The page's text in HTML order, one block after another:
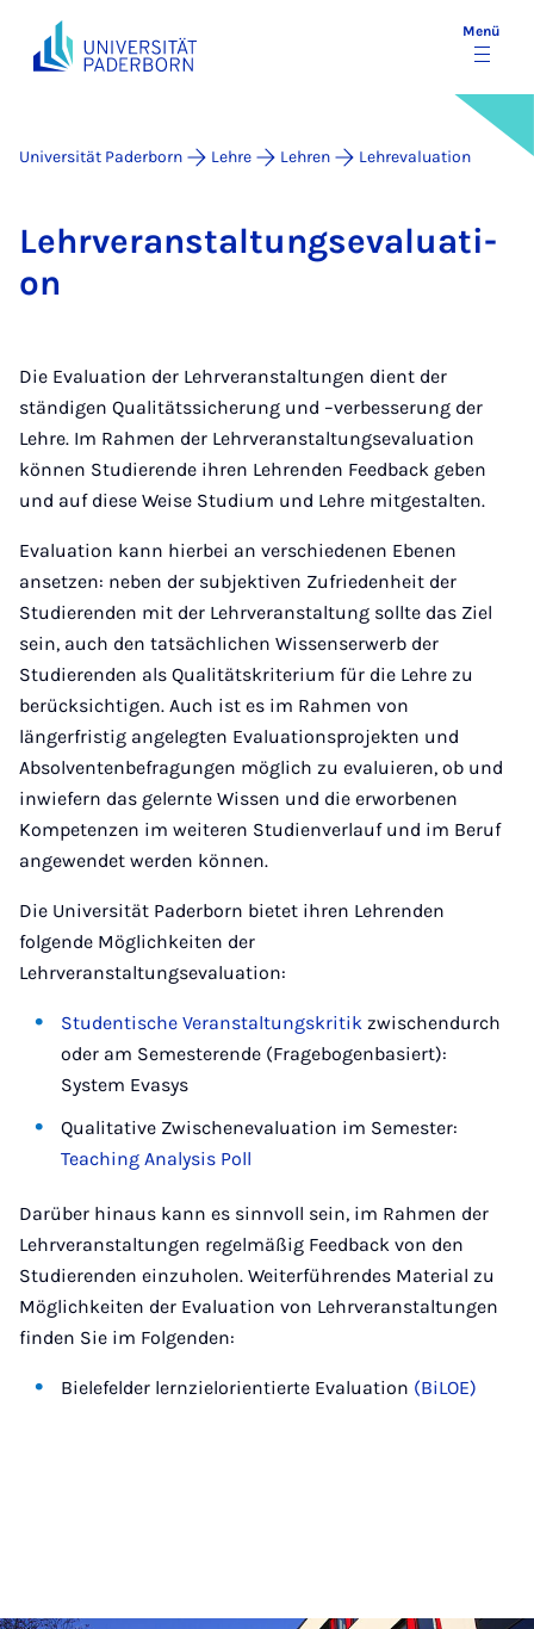
Menü
Universität Paderborn Lehre Lehren Lehrevaluation
Lehr­ver­an­stal­tungs­eva­lua­ti­
on
Die Evaluation der Lehrveranstaltungen dient der
ständigen Qualitätssicherung und –verbesserung der
Lehre. Im Rahmen der Lehrveranstaltungsevaluation
können Studierende ihren Lehrenden Feedback geben
und auf diese Weise Studium und Lehre mitgestalten.
Evaluation kann hierbei an verschiedenen Ebenen
ansetzen: neben der subjektiven Zufriedenheit der
Studierenden mit der Lehrveranstaltung sollte das Ziel
sein, auch den tatsächlichen Wissenserwerb der
Studierenden als Qualitätskriterium für die Lehre zu
berücksichtigen. Auch ist es im Rahmen von
längerfristig angelegten Evaluationsprojekten und
Absolventenbefragungen möglich zu evaluieren, ob und
inwiefern das gelernte Wissen und die erworbenen
Kompetenzen im weiteren Studienverlauf und im Beruf
angewendet werden können.
Die Universität Paderborn bietet ihren Lehrenden
folgende Möglichkeiten der
Lehrveranstaltungsevaluation:
Studentische Veranstaltungskritik zwischendurch
oder am Semesterende (Fragebogenbasiert):
System Evasys
Qualitative Zwischenevaluation im Semester:
Teaching Analysis Poll
Darüber hinaus kann es sinnvoll sein, im Rahmen der
Lehrveranstaltungen regelmäßig Feedback von den
Studierenden einzuholen. Weiterführendes Material zu
Möglichkeiten der Evaluation von Lehrveranstaltungen
finden Sie im Folgenden:
Bielefelder lernzielorientierte Evaluation (BiLOE)